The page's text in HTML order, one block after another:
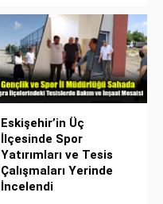
Eskişehir’in Üç
İlçesinde Spor
Yatırımları ve Tesis
Çalışmaları Yerinde
İncelendi